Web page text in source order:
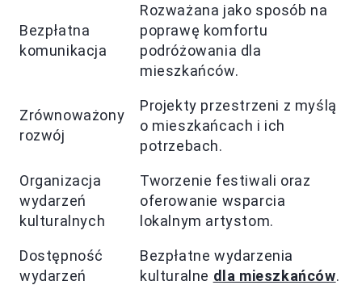
Bezpłatna
komunikacja
Rozważana jako sposób na
poprawę komfortu
podróżowania dla
mieszkańców.
Zrównoważony
rozwój
Projekty przestrzeni z myślą
o mieszkańcach i ich
potrzebach.
Organizacja
wydarzeń
kulturalnych
Tworzenie festiwali oraz
oferowanie wsparcia
lokalnym artystom.
Dostępność
wydarzeń
Bezpłatne wydarzenia
kulturalne dla mieszkańców.